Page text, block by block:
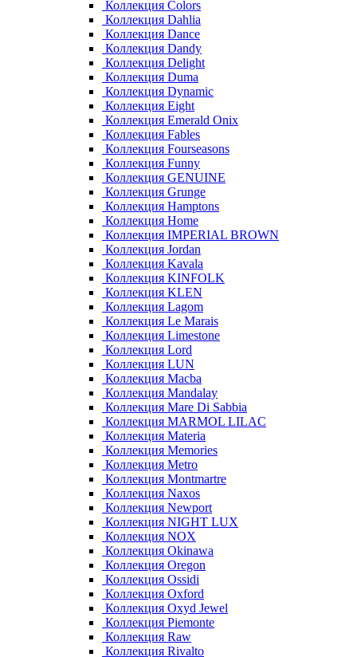
Коллекция Colors
Коллекция Dahlia
Коллекция Dance
Коллекция Dandy
Коллекция Delight
Коллекция Duma
Коллекция Dynamic
Коллекция Eight
Коллекция Emerald Onix
Коллекция Fables
Коллекция Fourseasons
Коллекция Funny
Коллекция GENUINE
Коллекция Grunge
Коллекция Hamptons
Коллекция Home
Коллекция IMPERIAL BROWN
Коллекция Jordan
Коллекция Kavala
Коллекция KINFOLK
Коллекция KLEN
Коллекция Lagom
Коллекция Le Marais
Коллекция Limestone
Коллекция Lord
Коллекция LUN
Коллекция Macba
Коллекция Mandalay
Коллекция Mare Di Sabbia
Коллекция MARMOL LILAC
Коллекция Materia
Коллекция Memories
Коллекция Metro
Коллекция Montmartre
Коллекция Naxos
Коллекция Newport
Коллекция NIGHT LUX
Коллекция NOX
Коллекция Okinawa
Коллекция Oregon
Коллекция Ossidi
Коллекция Oxford
Коллекция Oxyd Jewel
Коллекция Piemonte
Коллекция Raw
Коллекция Rivalto